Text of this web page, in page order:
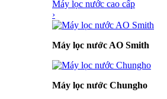
Máy lọc nước cao cấp
›
Máy lọc nước AO Smith
Máy lọc nước Chungho